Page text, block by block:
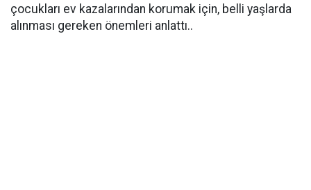
çocukları ev kazalarından korumak için, belli yaşlarda
alınması gereken önemleri anlattı..